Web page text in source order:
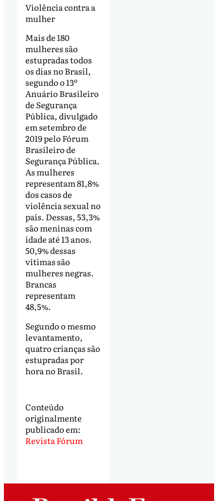
Violência contra a
mulher
Mais de 180
mulheres são
estupradas todos
os dias no Brasil,
segundo o 13º
Anuário Brasileiro
de Segurança
Pública, divulgado
em setembro de
2019 pelo Fórum
Brasileiro de
Segurança Pública.
As mulheres
representam 81,8%
dos casos de
violência sexual no
país. Dessas, 53,3%
são meninas com
idade até 13 anos.
50,9% dessas
vítimas são
mulheres negras.
Brancas
representam
48,5%.
Segundo o mesmo
levantamento,
quatro crianças são
estupradas por
hora no Brasil.
Conteúdo
originalmente
publicado em:
Revista Fórum